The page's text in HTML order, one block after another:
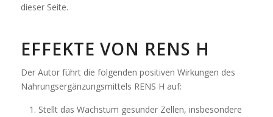
dieser Seite.
EFFEKTE VON RENS H
Der Autor führt die folgenden positiven Wirkungen des
Nahrungsergänzungsmittels RENS H auf:
Stellt das Wachstum gesunder Zellen, insbesondere